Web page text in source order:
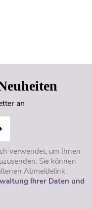
an
verwendet, um Ihnen
Sie können
Abmeldelink
Ihrer Daten und